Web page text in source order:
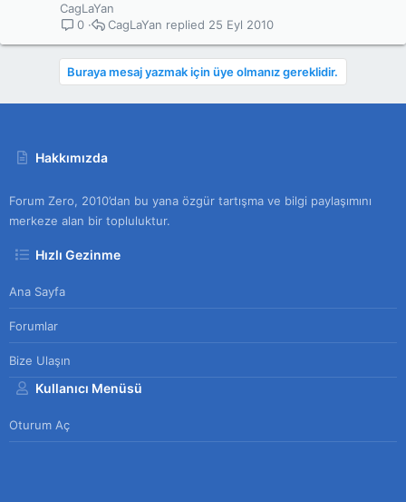
CagLaYan
0
25 Eyl 2010
CagLaYan
Buraya mesaj yazmak için üye olmanız gereklidir.
Hakkımızda
Forum Zero, 2010’dan bu yana özgür tartışma ve bilgi paylaşımını
merkeze alan bir topluluktur.
Hızlı Gezinme
Ana Sayfa
Forumlar
Bize Ulaşın
Kullanıcı Menüsü
Oturum Aç